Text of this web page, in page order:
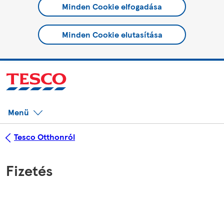
Minden Cookie elfogadása
Minden Cookie elutasítása
Menü
Tesco Otthonról
Fizetés